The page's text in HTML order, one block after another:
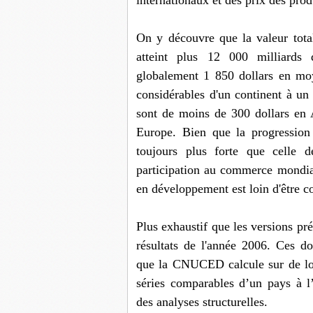
On y découvre que la valeur
atteint plus 12 000 milliards
globalement 1 850 dollars en
considérables d'un continent à
sont de moins de 300 dollars
Europe. Bien que la
toujours plus forte que celle
participation au commerce
en développement est loin d'être
Plus exhaustif que les versions
résultats de l'année 2006. Ces
que la CNUCED calcule sur de
séries comparables d’un pays à
des analyses structurelles.